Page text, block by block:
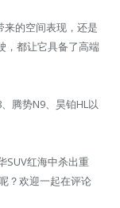
来的空间表现，还是
，都让它具备了高端
腾势N9、昊铂HL以
SUV红海中杀出重
？欢迎一起在评论